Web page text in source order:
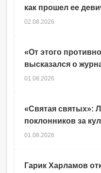
Гарик Харламов
как прошел ее
02.08.2026
«От этого
высказался о
01.08.2026
«Святая святых»:
поклонников за
01.08.2026